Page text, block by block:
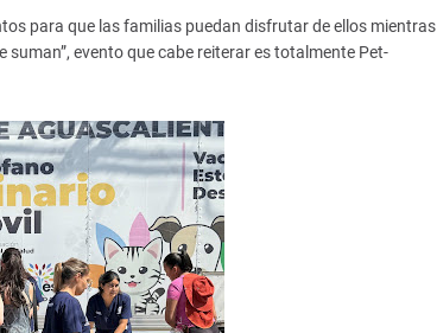
para que las familias puedan disfrutar de ellos mientras
evento que cabe reiterar es totalmente Pet-